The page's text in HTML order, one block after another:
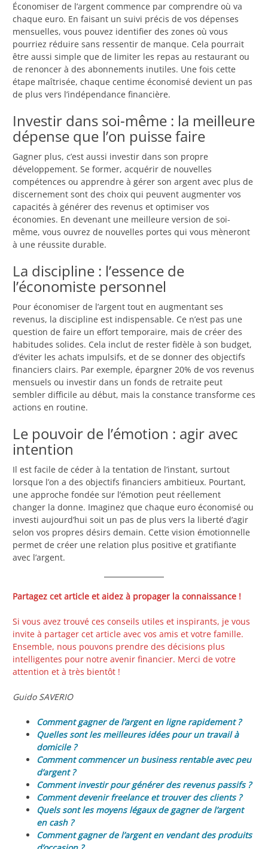
Économiser de l’argent commence par comprendre où va
chaque euro. En faisant un suivi précis de vos dépenses
mensuelles, vous pouvez identifier des zones où vous
pourriez réduire sans ressentir de manque. Cela pourrait
être aussi simple que de limiter les repas au restaurant ou
de renoncer à des abonnements inutiles. Une fois cette
étape maîtrisée, chaque centime économisé devient un pas
de plus vers l’indépendance financière.
Investir dans soi-même : la meilleure
dépense que l’on puisse faire
Gagner plus, c’est aussi investir dans son propre
développement. Se former, acquérir de nouvelles
compétences ou apprendre à gérer son argent avec plus de
discernement sont des choix qui peuvent augmenter vos
capacités à générer des revenus et optimiser vos
économies. En devenant une meilleure version de soi-
même, vous ouvrez de nouvelles portes qui vous mèneront
à une réussite durable.
La discipline : l’essence de
l’économiste personnel
Pour économiser de l’argent tout en augmentant ses
revenus, la discipline est indispensable. Ce n’est pas une
question de faire un effort temporaire, mais de créer des
habitudes solides. Cela inclut de rester fidèle à son budget,
d’éviter les achats impulsifs, et de se donner des objectifs
financiers clairs. Par exemple, épargner 20% de vos revenus
mensuels ou investir dans un fonds de retraite peut
sembler difficile au début, mais la constance transforme ces
actions en routine.
Le pouvoir de l’émotion : agir avec
intention
Il est facile de céder à la tentation de l’instant, surtout
lorsque l’on a des objectifs financiers ambitieux. Pourtant,
une approche fondée sur l’émotion peut réellement
changer la donne. Imaginez que chaque euro économisé ou
investi aujourd’hui soit un pas de plus vers la liberté d’agir
selon vos propres désirs demain. Cette vision émotionnelle
permet de créer une relation plus positive et gratifiante
avec l’argent.
Partagez cet article et aidez à propager la connaissance !
Si vous avez trouvé ces conseils utiles et inspirants, je vous
invite à partager cet article avec vos amis et votre famille.
Ensemble, nous pouvons prendre des décisions plus
intelligentes pour notre avenir financier. Merci de votre
attention et à très bientôt !
Guido SAVERIO
Comment gagner de l’argent en ligne rapidement ?
Quelles sont les meilleures idées pour un travail à
domicile ?
Comment commencer un business rentable avec peu
d’argent ?
Comment investir pour générer des revenus passifs ?
Comment devenir freelance et trouver des clients ?
Quels sont les moyens légaux de gagner de l’argent
en cash ?
Comment gagner de l’argent en vendant des produits